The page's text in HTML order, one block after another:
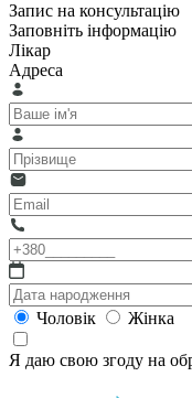
Запис на консультацію
Заповніть інформацію
Лікар
Адреса
Чоловік Жінка
Я даю свою згоду на